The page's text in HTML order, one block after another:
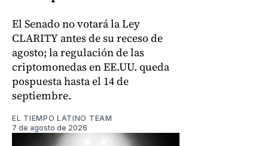
El Senado no votará la Ley
CLARITY antes de su receso de
agosto; la regulación de las
criptomonedas en EE.UU. queda
pospuesta hasta el 14 de
septiembre.
EL TIEMPO LATINO TEAM
7 de agosto de 2026